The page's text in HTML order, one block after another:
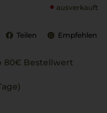
ausverkauft
Teilen Empfehlen
80€ Bestellwert